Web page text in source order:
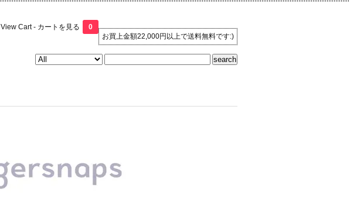
お買上金額22,000円以上で送料無料です:)
View Cart - カートを見る 0